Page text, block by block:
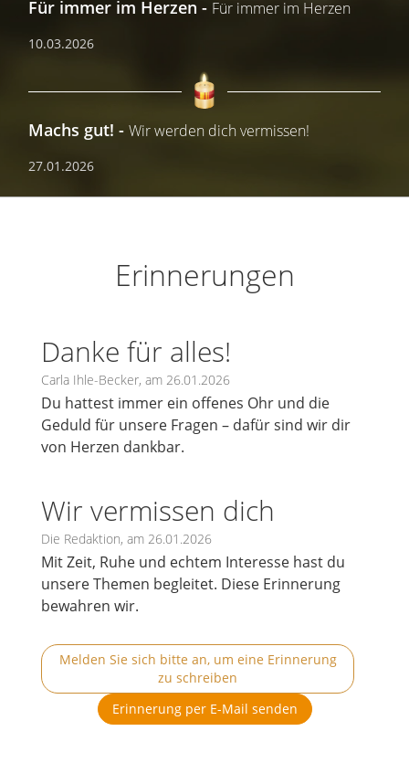
Für immer im Herzen Für immer im Herzen
10.03.2026
Machs gut! Wir werden dich vermissen!
27.01.2026
Erinnerungen
Danke für alles!
Carla Ihle-Becker, am 26.01.2026
Du hattest immer ein offenes Ohr und die
Geduld für unsere Fragen – dafür sind wir dir
von Herzen dankbar.
Wir vermissen dich
Die Redaktion, am 26.01.2026
Mit Zeit, Ruhe und echtem Interesse hast du
unsere Themen begleitet. Diese Erinnerung
bewahren wir.
Melden Sie sich bitte an, um eine Erinnerung
zu schreiben
Erinnerung per E-Mail senden